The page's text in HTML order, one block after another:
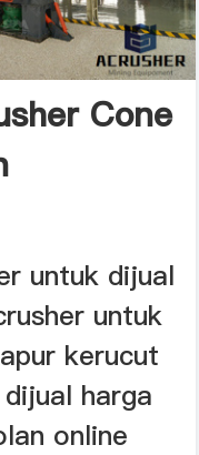
Cone
untuk dijual
untuk
kerucut
harga
online